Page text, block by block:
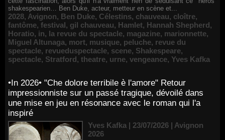
shakespearien… Ben Duke, acteur, metteur en scène et...
2028, Avignon, Ben Duke, Célestins, chauveau, cloître,
fantôme, festival, gil chauveau, Hamlet, Hannah Shepherd,
Horatio, in, la revue du spectacle, magazine, marionnette,
Miguel Altunaga, mort, musique, peluche, revue du
spectacle, revueduspectacle, scene, Shakespeare,
spectacle, Stratford, theatre, urne, vengeance, Yves Kafka
•In 2026• "Che dolore terribile è l'amore" Retour
impressionniste sur un passé tragique, dévoilé dans
une mise en jeu en résonance avec le roman qui l'a
inspiré
Yves Kafka | 23/07/2026 | Avignon
2026